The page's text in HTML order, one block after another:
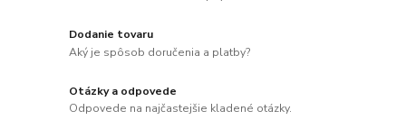
Dodanie tovaru
Aký je spôsob doručenia a platby?
Otázky a odpovede
Odpovede na najčastejšie kladené otázky.